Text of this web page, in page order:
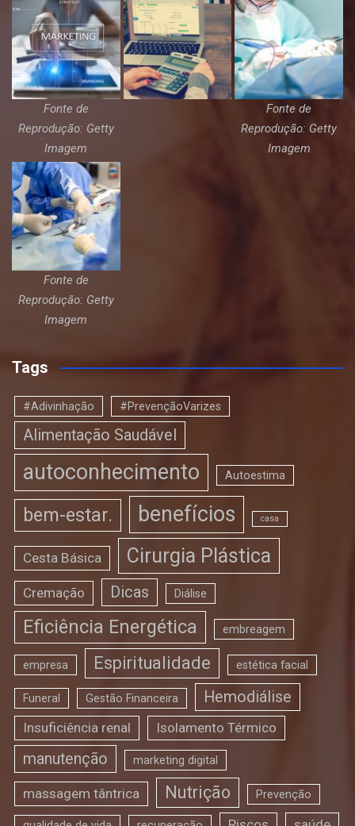
Fonte de
Reprodução: Getty
Imagem
Fonte de
Reprodução: Getty
Imagem
Fonte de
Reprodução: Getty
Imagem
Tags
#Adivinhação #PrevençãoVarizes
Alimentação Saudável
autoconhecimento Autoestima
bem-estar. benefícios casa
Cesta Básica Cirurgia Plástica
Cremação Dicas Diálise
Eficiência Energética embreagem
empresa Espiritualidade estética facial
Funeral Gestão Financeira Hemodiálise
Insuficiência renal Isolamento Térmico
manutenção marketing digital
massagem tântrica Nutrição Prevenção